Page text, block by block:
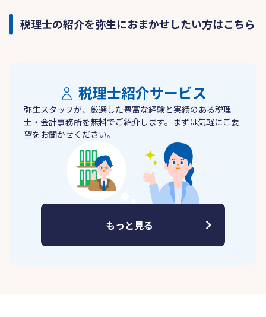
税理士の紹介を弥生におまかせしたい方はこちら
税理士紹介サービス
弥生スタッフが、厳選した豊富な経験と実績のある税理
士・会計事務所を無料でご紹介します。まずは気軽にご要
望をお聞かせください。
もっと見る